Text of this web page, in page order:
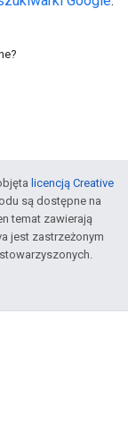
licencją Creative
są dostępne na
temat zawierają
jest zastrzeżonym